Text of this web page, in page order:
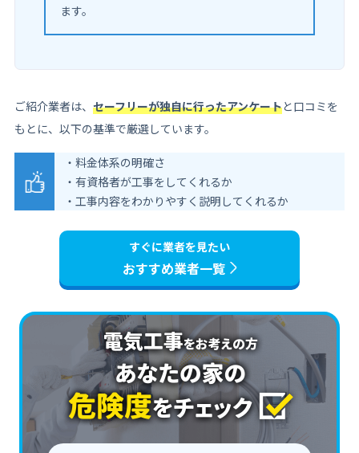
ます。
ご紹介業者は、 セーフリーが独自に行ったアンケートと口コミを
もとに、以下の基準で厳選しています。
・料金体系の明確さ
・有資格者が工事をしてくれるか
・工事内容をわかりやすく説明してくれるか
すぐに業者を見たい
おすすめ業者一覧